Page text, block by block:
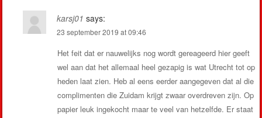
karsj01 says:
23 september 2019 at 09:46
Het feit dat er nauwelijks nog wordt gereageerd hier geeft
wel aan dat het allemaal heel gezapig is wat Utrecht tot op
heden laat zien. Heb al eens eerder aangegeven dat al die
complimenten die Zuidam krijgt zwaar overdreven zijn. Op
papier leuk ingekocht maar te veel van hetzelfde. Er staat